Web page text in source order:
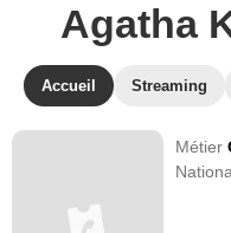
Agatha
Accueil Streaming
Métier